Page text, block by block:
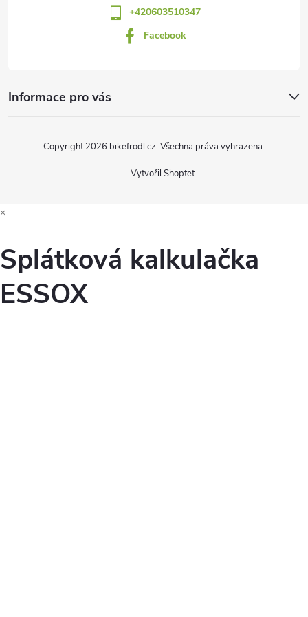
i
+420603510347
Facebook
Informace pro vás
Vytvořil Shoptet
Copyright 2026 bikefrodl.cz. Všechna práva vyhrazena.
×
Splátková kalkulačka
ESSOX